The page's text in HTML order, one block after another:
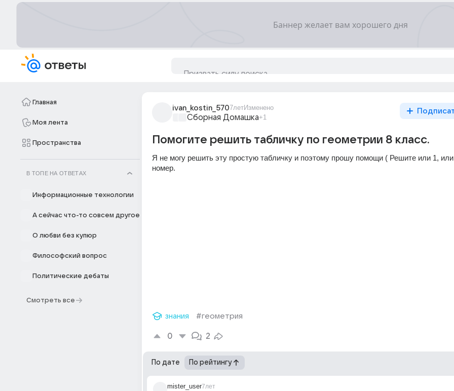
Главная
Моя лента
Пространства
В ТОПЕ НА ОТВЕТАХ
Информационные технологии
А сейчас что-то совсем другое
О любви без купюр
Философский вопрос
Политические дебаты
Смотреть все
ivan_kostin_5707летИзменено
Сборная Домашка+1
Помогите решить табличку по геометрии 8 класс.
Я не могу решить эту простую табличку и поэтому прошу помощи ( Решите или 1,
номер.
знания #геометрия
0 2
По дате По рейтингу
mister_user7лет